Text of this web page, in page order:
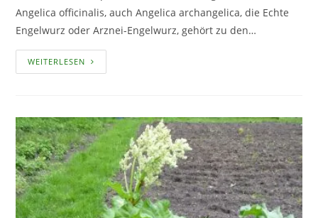
Angelica officinalis, auch Angelica archangelica, die Echte
Engelwurz oder Arznei-Engelwurz, gehört zu den…
WEITERLESEN ANGELIKA
–
HEILPFLANZE